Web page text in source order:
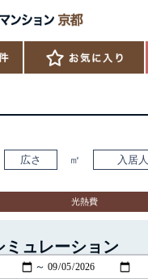
広さ ㎡ 入居
光熱費
ミュレーション
～